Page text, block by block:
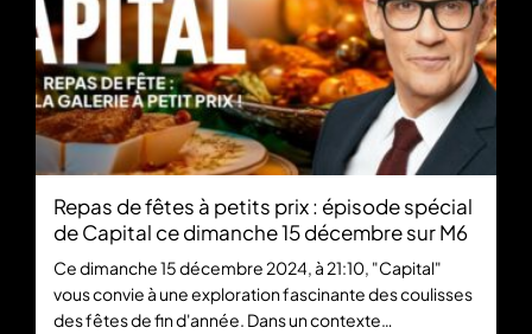
Repas de fêtes à petits prix : épisode spécial
de Capital ce dimanche 15 décembre sur M6
Ce dimanche 15 décembre 2024, à 21:10, "Capital"
vous convie à une exploration fascinante des coulisses
des fêtes de fin d'année. Dans un contexte